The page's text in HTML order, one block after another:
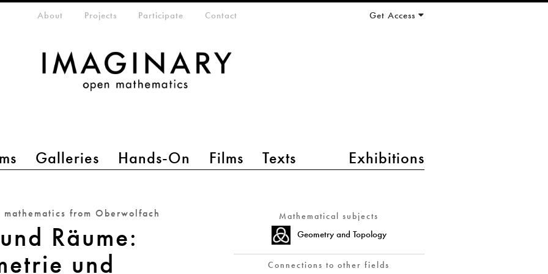
Galleries Hands-On Films Texts Exhibitions
menuAbout Projects Participate Contact Get Access
mathematics from Oberwolfach
Räume:
und
Mathematical subjects
Geometry and Topology
Connections to other fields